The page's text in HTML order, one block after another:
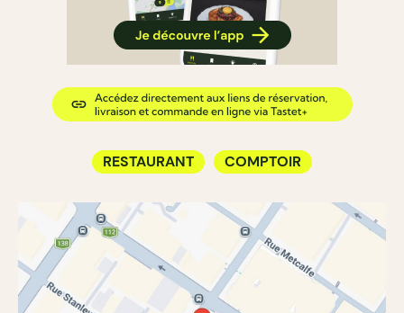
RESTAURANT COMPTOIR